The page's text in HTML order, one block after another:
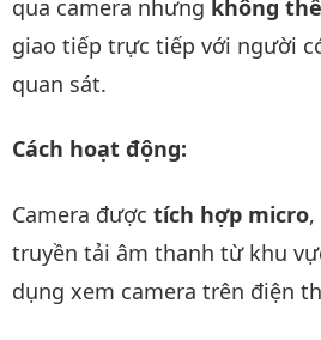
qua camera nhưng không
giao tiếp trực tiếp với người
quan sát.
Cách hoạt động:
Camera được tích hợp micro
truyền tải âm thanh từ khu
dụng xem camera trên điện